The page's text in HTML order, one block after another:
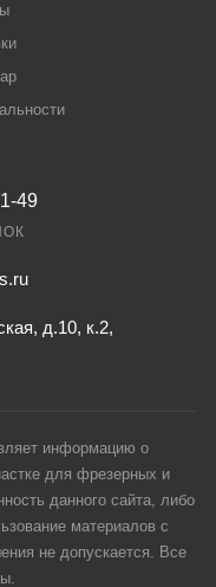
49
д.10, к.2,
информацию о
для фрезерных и
данного сайта, либо
материалов с
не допускается. Все